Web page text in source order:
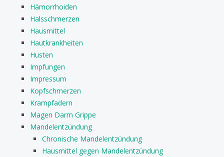
Hämorrhoiden
Halsschmerzen
Hausmittel
Hautkrankheiten
Husten
Impfungen
Impressum
Kopfschmerzen
Krampfadern
Magen Darm Grippe
Mandelentzündung
Chronische Mandelentzündung
Hausmittel gegen Mandelentzündung